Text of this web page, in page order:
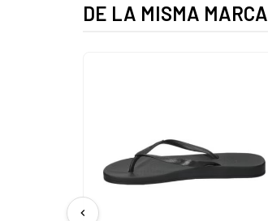
DE LA MISMA MARCA
chevron_left